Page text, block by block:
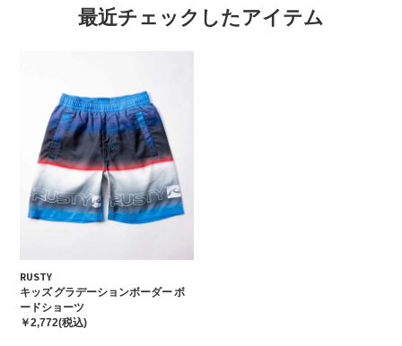
最近チェックしたアイテム
RUSTY
キッズ グラデーションボーダー ボ
ードショーツ
￥2,772(税込)